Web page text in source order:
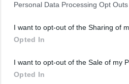
Personal Data Processing Opt Outs
I want to opt-out of the Sharing of
Opted In
I want to opt-out of the Sale of my
Opted In